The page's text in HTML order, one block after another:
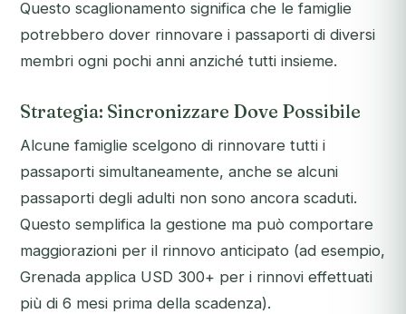
Questo scaglionamento significa che le famiglie
potrebbero dover rinnovare i passaporti di diversi
membri ogni pochi anni anziché tutti insieme.
Strategia: Sincronizzare Dove Possibile
Alcune famiglie scelgono di rinnovare tutti i
passaporti simultaneamente, anche se alcuni
passaporti degli adulti non sono ancora scaduti.
Questo semplifica la gestione ma può comportare
maggiorazioni per il rinnovo anticipato (ad esempio,
Grenada applica USD 300+ per i rinnovi effettuati
più di 6 mesi prima della scadenza).